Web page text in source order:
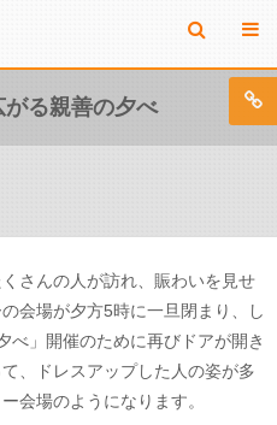
る親善の夕べ
さんの人が訪れ、賑わいを見せ
会場が夕方5時に一旦閉まり、し
べ」開催のために再びドアが開き
、ドレスアップした人の姿が多
会場のようになります。